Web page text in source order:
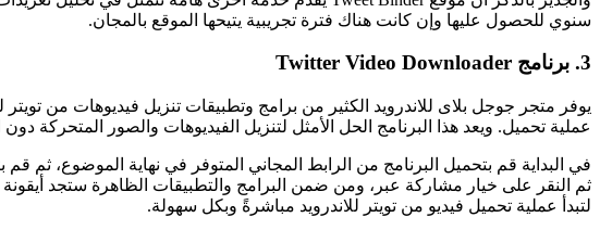
سنوي للحصول عليها وإن كانت هناك فترة تجريبية يتيحها الموقع بالمجان.
3. برنامج Twitter Video Downloader
عملية تحميل. ويعد هذا البرنامج الحل الأمثل لتنزيل الفيديوهات والصور
في البداية قم بتحميل البرنامج من الرابط المجاني المتوفر في نهاية الموضوع، ثم
لتبدأ عملية تحميل فيديو من تويتر للاندرويد مباشرةً وبكل سهولة.